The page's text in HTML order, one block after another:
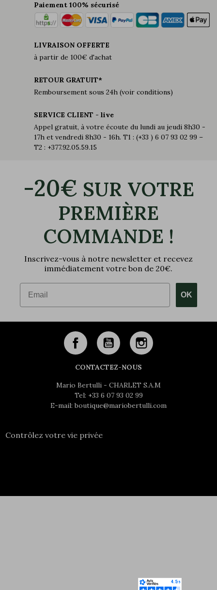
Paiement 100% sécurisé
LIVRAISON OFFERTE
à partir de 100€ d'achat
RETOUR GRATUIT*
Remboursement sous 24h (voir conditions)
SERVICE CLIENT - live
Appel gratuit, à votre écoute du lundi au jeudi 8h30 -
17h et vendredi 8h30 - 16h. T1 : (+33 ) 6 07 93 02 99 –
T2 : +377.92.05.59.15
-20€ SUR VOTRE
PREMIÈRE
COMMANDE !
Inscrivez-vous à notre newsletter et recevez
immédiatement votre bon de 20€.
Email
OK
CONTACTEZ-NOUS
Mario Bertulli - CHARLET S.A.M
Tel: +33 6 07 93 02 99
E-mail: boutique@mariobertulli.com
Contrôlez votre vie privée